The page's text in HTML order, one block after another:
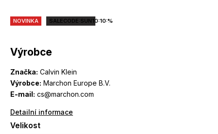
Výrobce
Značka: Calvin Klein
Výrobce: Marchon Europe B.V.
E-mail: cs@marchon.com
Detailní informace
NOVINKA SALECODE:SUN10:10:%
Velikost